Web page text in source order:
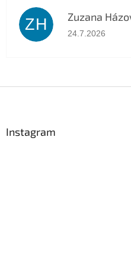
ZH Zuzana
Hodnocení
24.7.2026
Instagram